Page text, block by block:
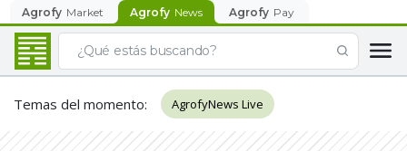
Agrofy Market Agrofy News Agrofy Pay
Temas del momento: AgrofyNews Live